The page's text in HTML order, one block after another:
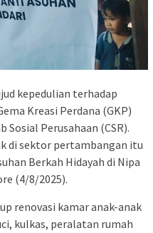
kepedulian terhadap
Kreasi Perdana (GKP)
Perusahaan (CSR).
di sektor pertambangan itu
Berkah Hidayah di Nipa
(4/8/2025).
renovasi kamar anak-anak
kulkas, peralatan rumah